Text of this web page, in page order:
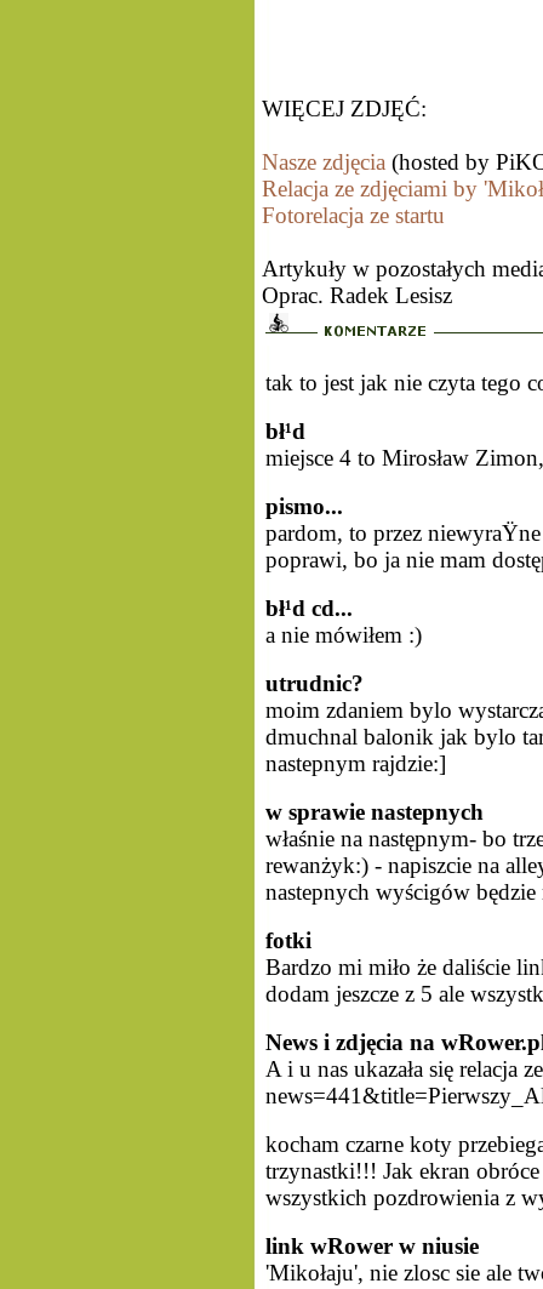
WIĘCEJ ZDJĘĆ:
Nasze zdjęcia (hosted by
Relacja ze zdjęciami by
Fotorelacja ze startu
Artykuły w pozostałych
Oprac. Radek Lesisz
tak to jest jak nie czyta tego
bł¹d
miejsce 4 to Mirosław
pismo...
pardom, to przez
poprawi, bo ja nie mam
bł¹d cd...
a nie mówiłem :)
utrudnic?
moim zdaniem bylo
dmuchnal balonik jak bylo
nastepnym rajdzie:]
w sprawie nastepnych
właśnie na następnym- bo
rewanżyk:) - napiszcie na
nastepnych wyścigów
fotki
Bardzo mi miło że daliście
dodam jeszcze z 5 ale
News i zdjęcia na
A i u nas ukazała się relacja
kocham czarne koty
trzynastki!!! Jak ekran
wszystkich pozdrowienia z
link wRower w niusie
'Mikołaju', nie zlosc sie ale